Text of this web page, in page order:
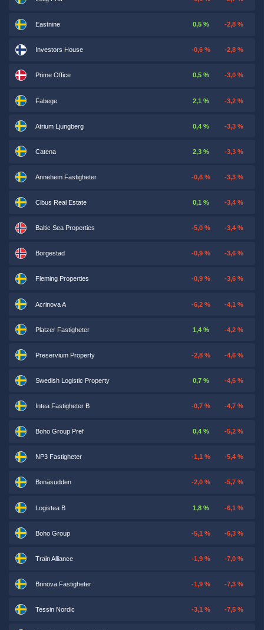
Eastnine 0,5 % -2,8 %
Investors House -0,6 % -2,8 %
Prime Office 0,5 % -3,0 %
Fabege 2,1 % -3,2 %
Atrium Ljungberg 0,4 % -3,3 %
Catena 2,3 % -3,3 %
Annehem Fastigheter -0,6 % -3,3 %
Cibus Real Estate 0,1 % -3,4 %
Baltic Sea Properties -5,0 % -3,4 %
Borgestad -0,9 % -3,6 %
Fleming Properties -0,9 % -3,6 %
Acrinova A -6,2 % -4,1 %
Platzer Fastigheter 1,4 % -4,2 %
Preservium Property -2,8 % -4,6 %
Swedish Logistic Property 0,7 % -4,6 %
Intea Fastigheter B -0,7 % -4,7 %
Boho Group Pref 0,4 % -5,2 %
NP3 Fastigheter -1,1 % -5,4 %
Bonäsudden -2,0 % -5,7 %
Logistea B 1,8 % -6,1 %
Boho Group -5,1 % -6,3 %
Train Alliance -1,9 % -7,0 %
Brinova Fastigheter -1,9 % -7,3 %
Tessin Nordic -3,1 % -7,5 %